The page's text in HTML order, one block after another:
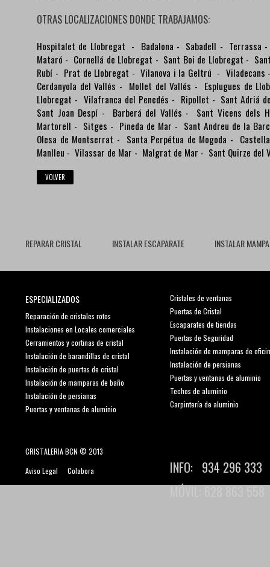
OTRAS LOCALIZACIONES DONDE TRABAJAMOS:
Hospitalet de Llobregat - Badalona - Sabadell - Terrassa
Mataró - Cornellá de Llobregat - Sant Boi de Llobregat -
Rubí - Prat de Llobregat -Vilanova i la Geltrú - Viladecans
Cerdanyola del Vallés - Mollet del Vallés - Esplugues de
Llobregat - Vilafranca del Penedés - Ripollet - Sant Adriá
Sant Joan Despí - Barberá del Vallés - Sant Vicens dels
Martorell - Sitges - Pineda de Mar - Sant Andreu de la
Olesa de Montserrat - Santa Perpétua de Mogoda -
Manlleu - Vilassar de Mar - Malgrat de Mar - Sant Quirze del
VOLVER
REPARAR CRISTAL INSTALAR ESCAPARATE INSTALAR
ESPECIALIZADOS
Reparación de cristales rotos
Instalaciones en Locales comerciales
Cerramientos y cortinas de cristal
Instalación de barandillas de cristal
Instalación de puertas de cristal
Instalación de mamparas de baño
Instalación de persianas
Puertas y ventanas de aluminio
CRISTALERIA BCN © 2013
Aviso Legal
Colabora
Cristales de ventanas
Puertas de Cristal
Escaparates de tiendas
Puertas de Seguridad
Instalación de mamparas de
Instalación de persianas
Puertas y ventanas de aluminio
Techos de aluminio
Carpintería de aluminio
INFO: 934 296 333